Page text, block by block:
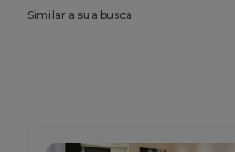
Similar a sua busca